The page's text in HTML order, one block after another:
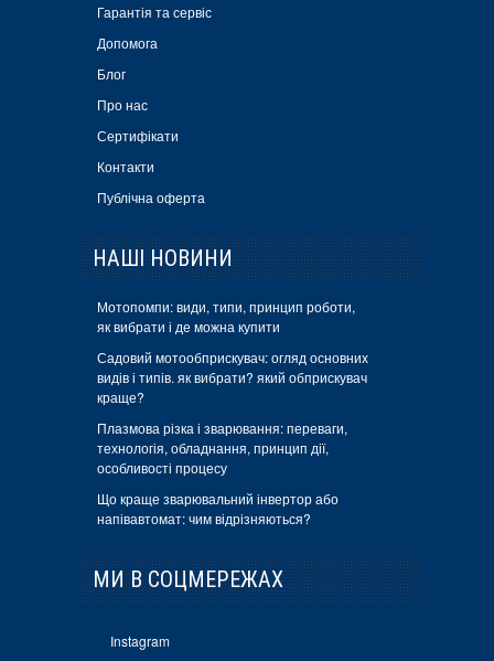
Гарантія та сервіс
Допомога
Блог
Про нас
Сертифікати
Контакти
Публічна оферта
НАШІ НОВИНИ
Мотопомпи: види, типи, принцип роботи,
як вибрати і де можна купити
Садовий мотообприскувач: огляд основних
видів і типів. як вибрати? який обприскувач
краще?
Плазмова різка і зварювання: переваги,
технологія, обладнання, принцип дії,
особливості процесу
Що краще зварювальний інвертор або
напівавтомат: чим відрізняються?
МИ В СОЦМЕРЕЖАХ
Instagram